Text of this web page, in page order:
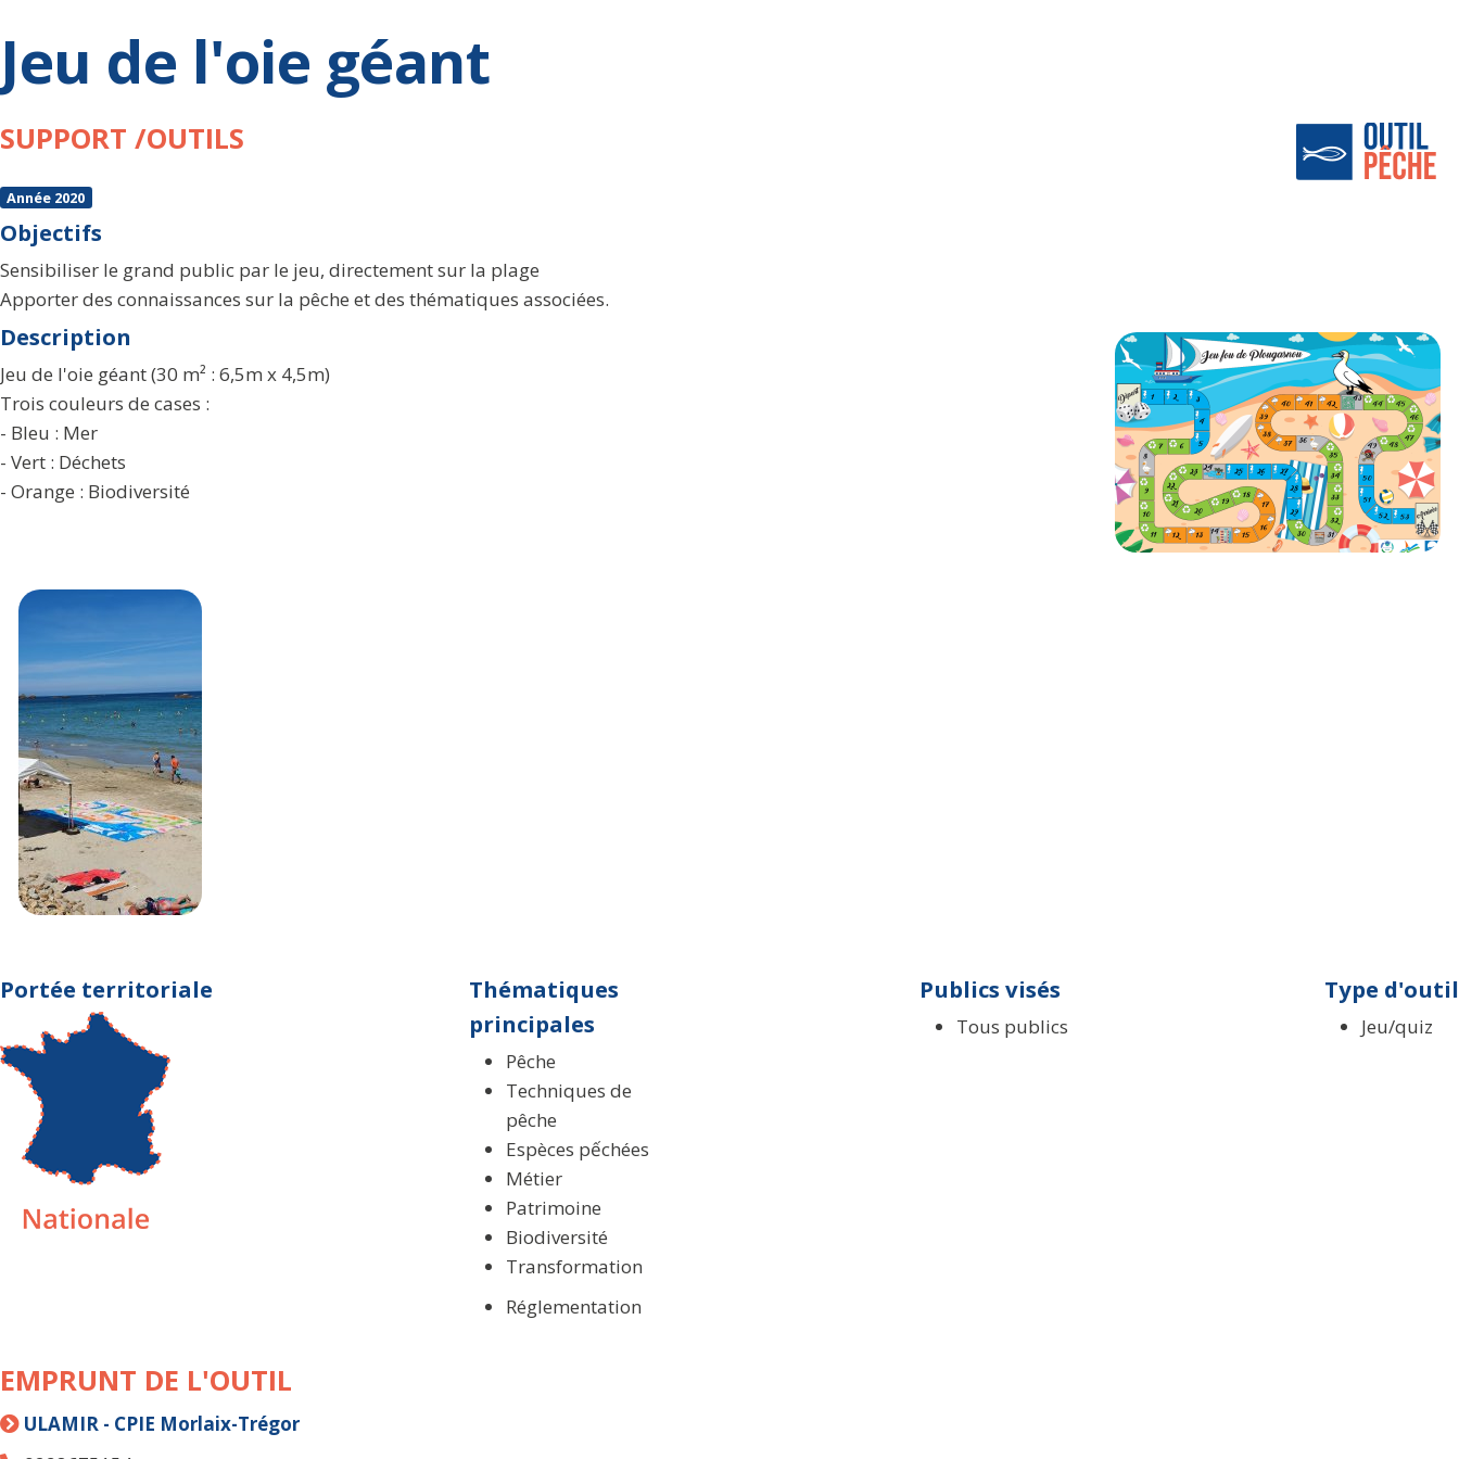
Jeu de l'oie géant
SUPPORT /OUTILS
Année 2020
Objectifs
Sensibiliser le grand public par le jeu, directement sur la plage
Apporter des connaissances sur la pêche et des thématiques associées.
Description
Jeu de l'oie géant (30 m² : 6,5m x 4,5m)
Trois couleurs de cases :
- Bleu : Mer
- Vert : Déchets
- Orange : Biodiversité
Portée territoriale
Thématiques
principales
Pêche
Techniques de
pêche
Espèces pếchées
Métier
Patrimoine
Biodiversité
Transformation
Réglementation
Publics visés
Tous publics
Type d'outil
Jeu/quiz
EMPRUNT DE L'OUTIL
ULAMIR - CPIE Morlaix-Trégor